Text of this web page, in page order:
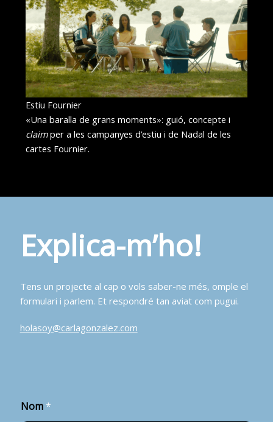
Estiu Fournier
«Una baralla de grans moments»: guió, concepte i
claimper a les campanyes d’estiu i de Nadal de les
cartes Fournier.
Explica-m’ho!
Tens un projecte al cap o vols saber-ne més, omple el
formulari i parlem. Et respondré tan aviat com pugui.
holasoy@carlagonzalez.com
Nom *